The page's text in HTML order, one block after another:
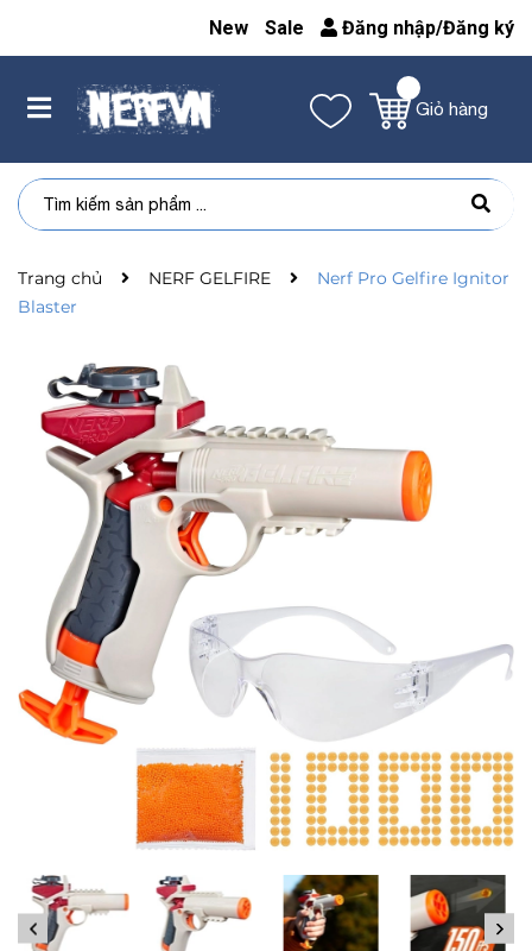
New Sale Đăng nhập/Đăng ký
Giỏ hàng
Trang chủ NERF GELFIRE
Nerf Pro Gelfire Ignitor
Blaster